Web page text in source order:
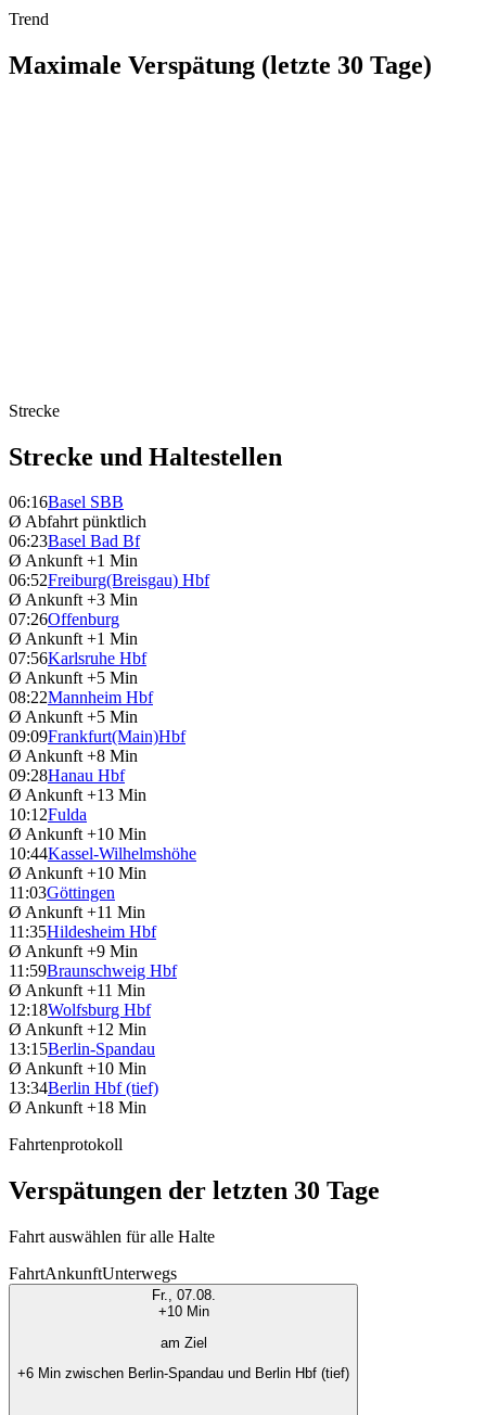
Trend
Maximale Verspätung (letzte 30 Tage)
Strecke
Strecke und Haltestellen
06:16Basel SBB
Ø Abfahrt pünktlich
06:23Basel Bad Bf
Ø Ankunft +1 Min
06:52Freiburg(Breisgau) Hbf
Ø Ankunft +3 Min
07:26Offenburg
Ø Ankunft +1 Min
07:56Karlsruhe Hbf
Ø Ankunft +5 Min
08:22Mannheim Hbf
Ø Ankunft +5 Min
09:09Frankfurt(Main)Hbf
Ø Ankunft +8 Min
09:28Hanau Hbf
Ø Ankunft +13 Min
10:12Fulda
Ø Ankunft +10 Min
10:44Kassel-Wilhelmshöhe
Ø Ankunft +10 Min
11:03Göttingen
Ø Ankunft +11 Min
11:35Hildesheim Hbf
Ø Ankunft +9 Min
11:59Braunschweig Hbf
Ø Ankunft +11 Min
12:18Wolfsburg Hbf
Ø Ankunft +12 Min
13:15Berlin-Spandau
Ø Ankunft +10 Min
13:34Berlin Hbf (tief)
Ø Ankunft +18 Min
Fahrtenprotokoll
Verspätungen der letzten 30 Tage
Fahrt auswählen für alle Halte
FahrtAnkunftUnterwegs
Fr., 07.08.
+10 Min
am Ziel
+6 Min zwischen Berlin-Spandau und Berlin Hbf (tief)